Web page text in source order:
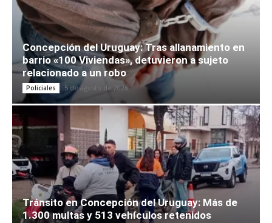
Concepción del Uruguay: Tras allanamiento en
barrio «100 Viviendas», detuvieron a sujeto
relacionado a un robo
Policiales 5 de agosto de 2026
Tránsito en Concepción del Uruguay: Más de
1.300 multas y 513 vehículos retenidos